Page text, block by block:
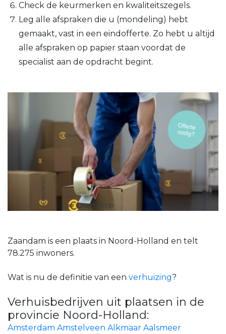
Check de keurmerken en kwaliteitszegels.
Leg alle afspraken die u (mondeling) hebt
gemaakt, vast in een eindofferte. Zo hebt u altijd
alle afspraken op papier staan voordat de
specialist aan de opdracht begint.
Zaandam is een plaats in Noord-Holland en telt
78.275 inwoners.
Wat is nu de definitie van een verhuizing?
Verhuisbedrijven uit plaatsen in de
provincie Noord-Holland:
Amsterdam Amstelveen Alkmaar Aalsmeer